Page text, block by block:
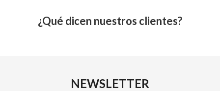
¿Qué dicen nuestros clientes?
NEWSLETTER